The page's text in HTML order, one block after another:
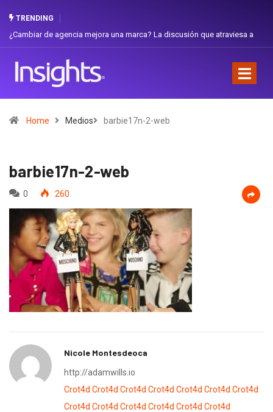
TRENDING
de agencia mejora una marca? La discusión que atraviesa a
Gabriela
Home Medios barbie17n-2-web
barbie17n-2-web
0 260
Nicole Montesdeoca
http://adamwills.io
Crot4d Crot4d Crot4d Crot4d Crot4d Crot4d Crot4d
Crot4d Crot4d Crot4d Crot4d Crot4d Crot4d